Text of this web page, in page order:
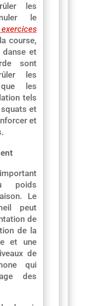
les
le
course,
danse et
sont
les
les
tels
et
et
poids
Le
peut
de
de la
et une
de
qui
des